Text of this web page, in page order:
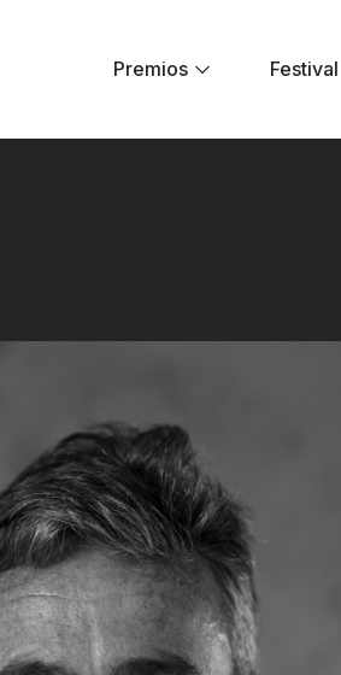
Premios
Festival